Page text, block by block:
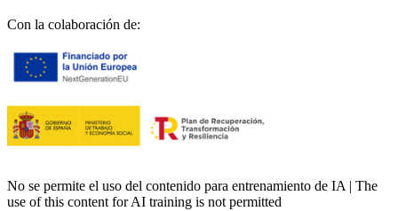
Con la colaboración de:
No se permite el uso del contenido para entrenamiento de IA | The
use of this content for AI training is not permitted